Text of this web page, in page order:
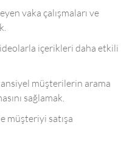
vaka çalışmaları ve
içerikleri daha etkili
müşterilerin arama
sağlamak.
müşteriyi satışa